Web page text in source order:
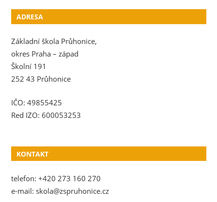
ADRESA
Základní škola Průhonice,
okres Praha – západ
Školní 191
252 43 Průhonice
IČO: 49855425
Red IZO: 600053253
KONTAKT
telefon: +420 273 160 270
e-mail: skola@zspruhonice.cz